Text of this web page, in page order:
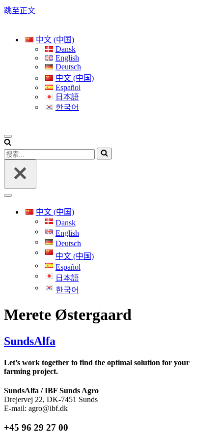
跳至正文
中文 (中国)
Dansk
English
Deutsch
中文 (中国)
Español
日本語
한국어
导
航
菜
搜
索...
中文 (中国)
Dansk
English
Deutsch
中文 (中国)
Español
日本語
한국어
Merete Østergaard
SundsAlfa
Let’s work together to find the optimal solution for your
farming project.
SundsAlfa / IBF Sunds Agro
Drejervej 22, DK-7451 Sunds
E-mail: agro@ibf.dk
+45 96 29 27 00